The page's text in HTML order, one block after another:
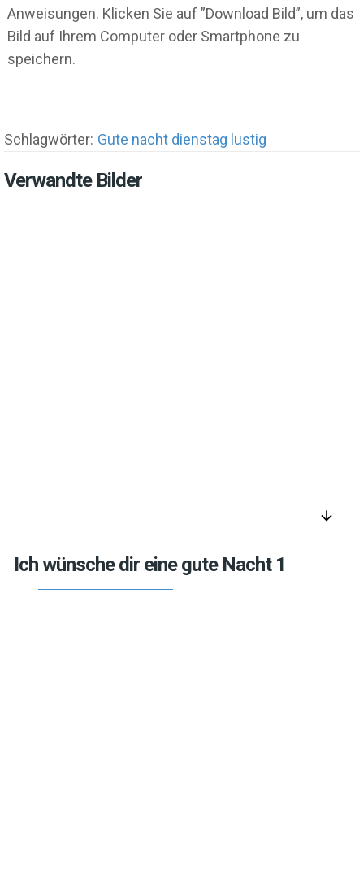
Anweisungen. Klicken Sie auf ”Download Bild”, um das
Bild auf Ihrem Computer oder Smartphone zu
speichern.
Schlagwörter: Gute nacht dienstag lustig
Verwandte Bilder
arrow_downward
Ich wünsche dir eine gute Nacht 1